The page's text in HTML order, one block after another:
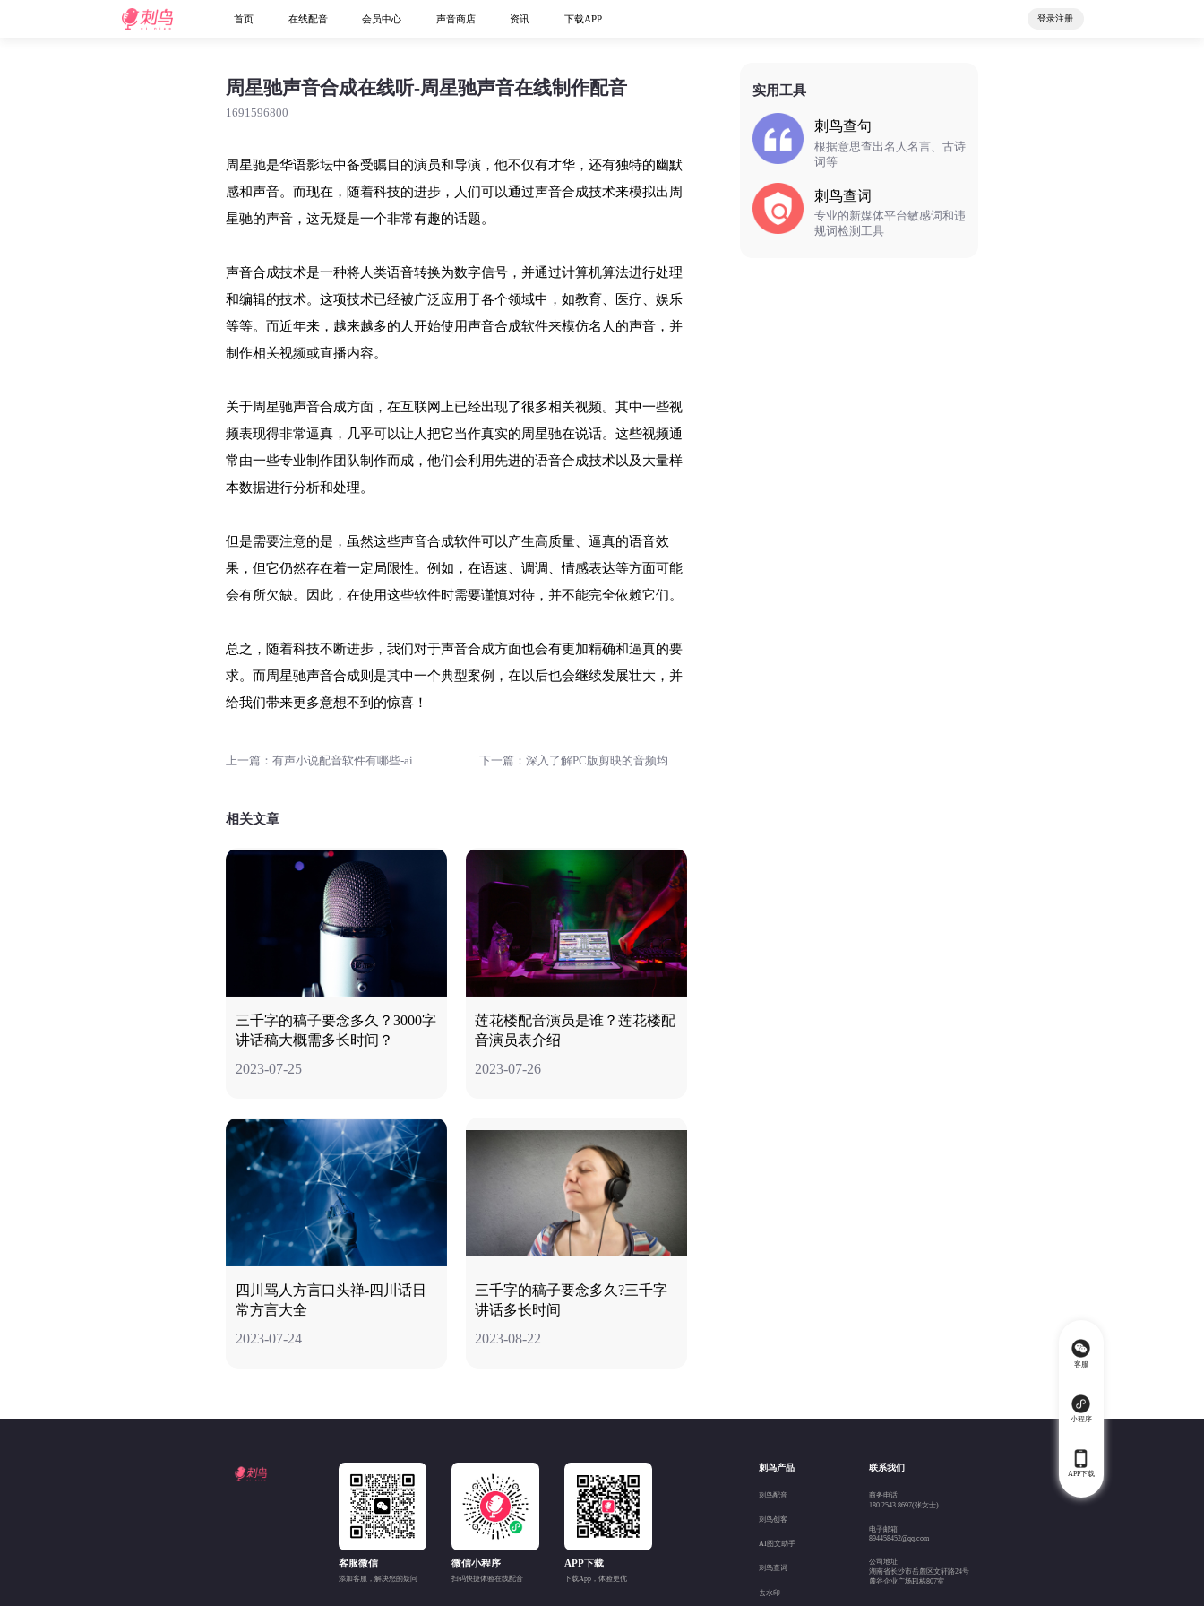
首页 在线配音 会员中心 声音商店 资讯 下载APP 登录注册
周星驰声音合成在线听-周星驰声音在线制作配音
1691596800
周星驰是华语影坛中备受瞩目的演员和导演，他不仅有才华，还有独特的幽默
感和声音。而现在，随着科技的进步，人们可以通过声音合成技术来模拟出周
星驰的声音，这无疑是一个非常有趣的话题。
声音合成技术是一种将人类语音转换为数字信号，并通过计算机算法进行处理
和编辑的技术。这项技术已经被广泛应用于各个领域中，如教育、医疗、娱乐
等等。而近年来，越来越多的人开始使用声音合成软件来模仿名人的声音，并
制作相关视频或直播内容。
关于周星驰声音合成方面，在互联网上已经出现了很多相关视频。其中一些视
频表现得非常逼真，几乎可以让人把它当作真实的周星驰在说话。这些视频通
常由一些专业制作团队制作而成，他们会利用先进的语音合成技术以及大量样
本数据进行分析和处理。
但是需要注意的是，虽然这些声音合成软件可以产生高质量、逼真的语音效
果，但它仍然存在着一定局限性。例如，在语速、调调、情感表达等方面可能
会有所欠缺。因此，在使用这些软件时需要谨慎对待，并不能完全依赖它们。
总之，随着科技不断进步，我们对于声音合成方面也会有更加精确和逼真的要
求。而周星驰声音合成则是其中一个典型案例，在以后也会继续发展壮大，并
给我们带来更多意想不到的惊喜！
上一篇：有声小说配音软件有哪些-ai配音能配有声小说吗 下一篇：深入了解PC版剪映的音频均衡器选项
相关文章
三千字的稿子要念多久？3000字
讲话稿大概需多长时间？
2023-07-25
莲花楼配音演员是谁？莲花楼配
音演员表介绍
2023-07-26
四川骂人方言口头禅-四川话日
常方言大全
2023-07-24
三千字的稿子要念多久?三千字
讲话多长时间
2023-08-22
实用工具
刺鸟查句
根据意思查出名人名言、古诗
词等
刺鸟查词
专业的新媒体平台敏感词和违
规词检测工具
客服微信
添加客服，解决您的疑问
微信小程序
扫码快捷体验在线配音
APP下载
下载App，体验更优
刺鸟产品
刺鸟配音
刺鸟创客
AI图文助手
刺鸟查词
去水印
联系我们
商务电话
180 2543 8697(张女士)
电子邮箱
894458452@qq.com
公司地址
湖南省长沙市岳麓区文轩路24号
麓谷企业广场F1栋807室
客服
小程序
APP下载